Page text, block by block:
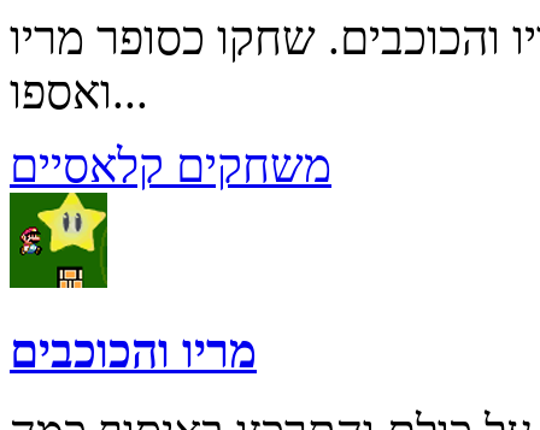
שחקו כסופר מריו
ואספו...
משחקים קלאסיים
מריו והכוכבים